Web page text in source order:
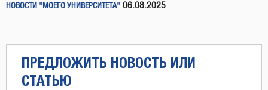
НОВОСТИ "МОЕГО УНИВЕРСИТЕТА" 06.08.2025
ПРЕДЛОЖИТЬ НОВОСТЬ ИЛИ
СТАТЬЮ